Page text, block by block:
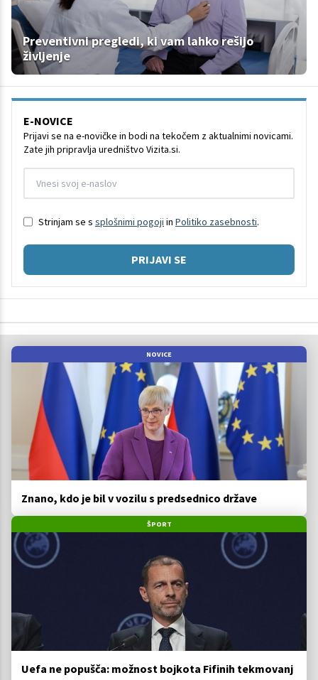
Preventivni pregledi, ki vam lahko rešijo
življenje
E-NOVICE
Prijavi se na e-novičke in bodi na tekočem z aktualnimi novicami.
Zate jih pripravlja uredništvo Vizita.si.
Strinjam se s splošnimi pogoji in Politiko zasebnosti.
PRIJAVI SE
NOVICE
Znano, kdo je bil v vozilu s predsednico države
ŠPORT
Uefa ne popušča: možnost bojkota Fifinih tekmovanj